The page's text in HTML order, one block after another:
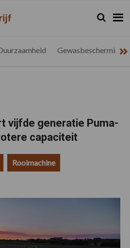
Zoeken...
Zoek
Gewasbescherming
vijfde generatie Puma-
capaciteit
Rooimachine